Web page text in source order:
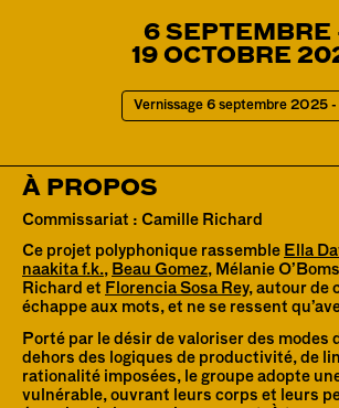
6 SEPTEMBRE
19 OCTOBRE
Vernissage 6 septembre 2025 -
À PROPOS
Commissariat : Camille Richard
Ce projet polyphonique rassemble Ella
naakita f.k., Beau Gomez, Mélanie
Richard et Florencia Sosa Rey, autour de
échappe aux mots, et ne se ressent
Porté par le désir de valoriser des modes
dehors des logiques de productivité, de
rationalité imposées, le groupe adopte
vulnérable, ouvrant leurs corps et leurs